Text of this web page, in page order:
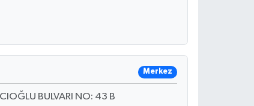
Merkez
BULVARI NO: 43 B